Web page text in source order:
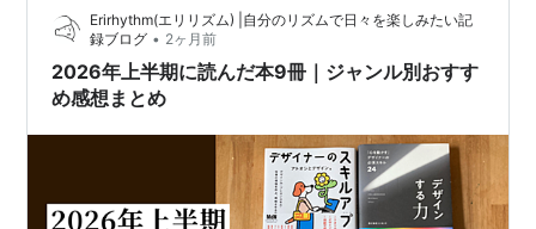
Erirhythm(エリリズム) |自分のリズムで日々を楽しみたい記
録ブログ • 2ヶ月前
2026年上半期に読んだ本9冊｜ジャンル別おすす
め感想まとめ